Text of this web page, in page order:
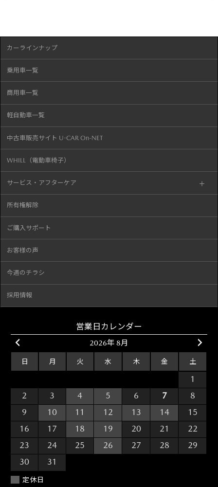
カーラインナップ
乗用車一覧
商用車一覧
軽自動車一覧
中古車販売サイト U-CAR On-NET
WHILL（電動車椅子）
サービス・アフターケア
所有権解除
ご購入サポート
お客様の声
今週のチラシ
採用情報
営業日カレンダー
2026年 8月
日 月 火 水 木 金 土
1
2
3 4 5 6 7
8
9
10 11 12 13 14
15
16
17 18 19 20 21
22
23
24 25 26 27 28
29
30
31
定休日